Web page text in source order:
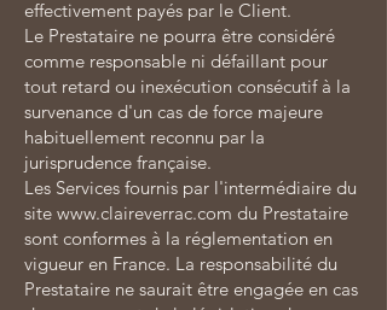
effectivement payés par le Client.
Le Prestataire ne pourra être considéré
comme responsable ni défaillant pour
tout retard ou inexécution consécutif à la
survenance d'un cas de force majeure
habituellement reconnu par la
jurisprudence française.
Les Services fournis par l'intermédiaire du
site www.claireverrac.com du Prestataire
sont conformes à la réglementation en
vigueur en France. La responsabilité du
Prestataire ne saurait être engagée en cas